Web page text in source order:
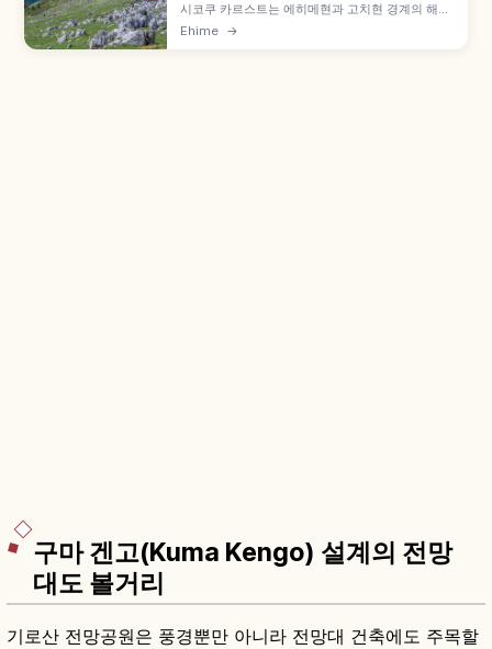
시코쿠 카르스트는 에히메현과 고치현 경계의 해발
약 1,400m 고원으로, 일본 3대 카르스트 중 하나로
Ehime →
구마 겐고(Kuma Kengo) 설계의 전망
대도 볼거리
기로산 전망공원은 풍경뿐만 아니라 전망대 건축에도 주목할